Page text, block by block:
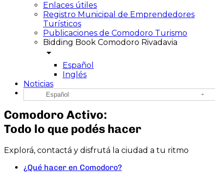
Enlaces útiles
Registro Municipal de Emprendedores
Turísticos
Publicaciones de Comodoro Turismo
Bidding Book Comodoro Rivadavia
arrow_drop_down
Español
Inglés
Noticias
Español
Comodoro Activo:
Todo lo que podés hacer
Explorá, contactá y disfrutá la ciudad a tu ritmo
¿Qué hacer en Comodoro?